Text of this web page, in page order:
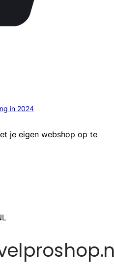
in 2024
je eigen webshop op te